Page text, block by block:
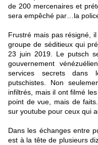
de 200 mercenaires et
sera empêché par…la
Frustré mais pas résigné,
groupe de séditieux qui
23 juin 2019. Le putsch
gouvernement
services secrets dans
putschistes. Non
infiltrés, mais il ont filmé
point de vue, mais de
sur youtube pour ceux qui
Dans les échanges entre
est à la tête de plusieurs